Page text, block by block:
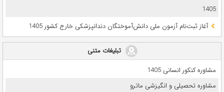
1405
آغاز ثبت‌نام آزمون ملی دانش‌آموختگان دندانپزشکی خارج کشور 1405
تبلیغات متنی
مشاوره کنکور انسانی 1405
مشاوره تحصیلی و انگیزشی ماترو